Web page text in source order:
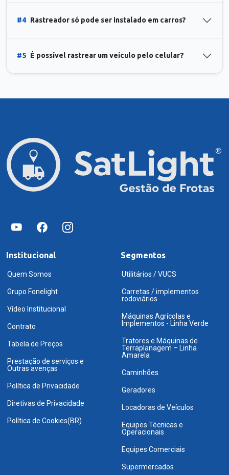
#4 Rastreador só pode ser instalado em carros?
#5 É possível rastrear um veículo pelo celular?
Institucional
Quem Somos
Grupo Fonelight
Vídeo Institucional
Contrato
Tabela de Preços
Prestação de serviços e
Outras avenças
Política de Privacidade
Diretivas de Privacidade
Política de Cookies(BR)
Segmentos
Utilitários / VUCS
Carretas / implementos
rodoviários
Máquinas Agrícolas e
Implementos - Linha Verde
Tratores e Máquinas de
Terraplanagem – Linha
Amarela
Caminhões
Geradores
Locadoras de Veículos
Equipes Técnicas e
Operacionais
Equipes Comerciais
Supermercados